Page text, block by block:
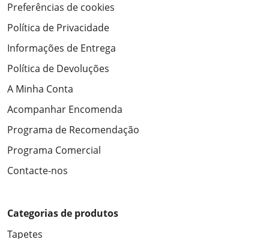
Preferências de cookies
Política de Privacidade
Informações de Entrega
Política de Devoluções
A Minha Conta
Acompanhar Encomenda
Programa de Recomendação
Programa Comercial
Contacte-nos
Categorias de produtos
Tapetes